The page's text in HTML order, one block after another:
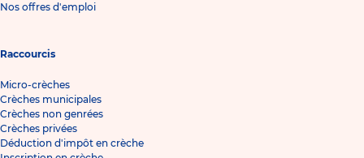
Nos offres d'emploi
Raccourcis
Micro-crèches
Crèches municipales
Crèches non genrées
Crèches privées
Déduction d'impôt en crèche